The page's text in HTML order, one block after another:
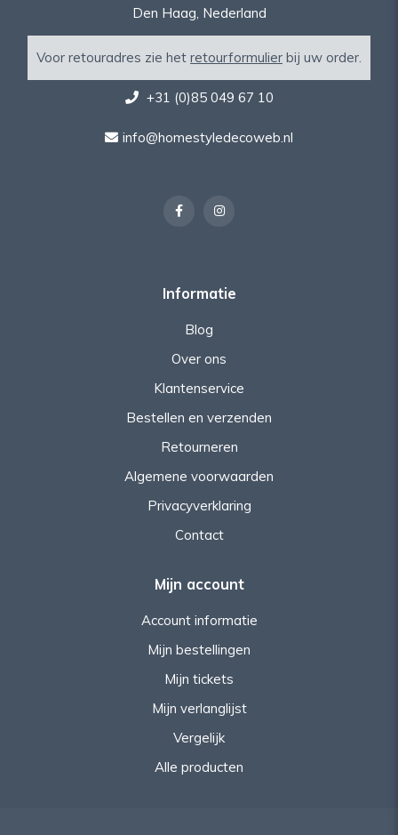
Den Haag, Nederland
Voor retouradres zie het retourformulier bij uw order.
+31 (0)85 049 67 10
info@homestyledecoweb.nl
Informatie
Blog
Over ons
Klantenservice
Bestellen en verzenden
Retourneren
Algemene voorwaarden
Privacyverklaring
Contact
Mijn account
Account informatie
Mijn bestellingen
Mijn tickets
Mijn verlanglijst
Vergelijk
Alle producten